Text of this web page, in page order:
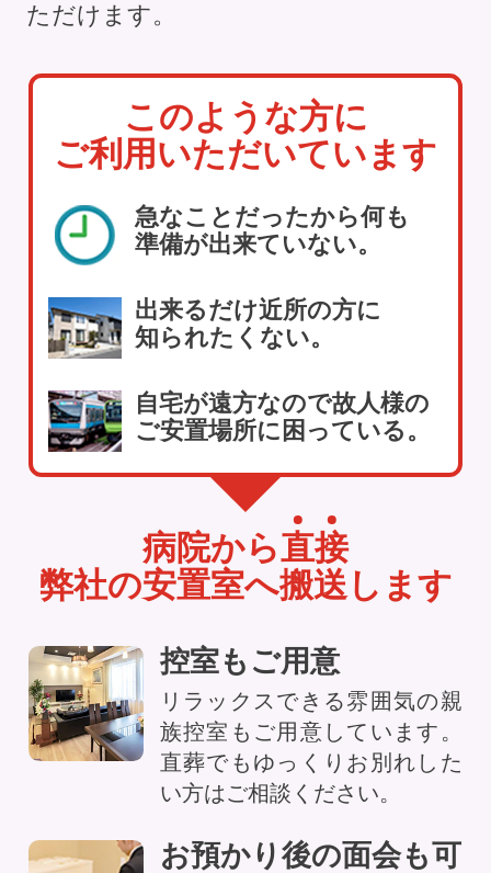
ただけます。
このような方に
ご利用いただいています
急なことだったから何も
準備が出来ていない。
出来るだけ近所の方に
知られたくない。
自宅が遠方なので故人様の
ご安置場所に困っている。
病院から直接
弊社の安置室へ搬送します
控室もご用意
リラックスできる雰囲気の親
族控室もご用意しています。
直葬でもゆっくりお別れした
い方はご相談ください。
お預かり後の面会も可